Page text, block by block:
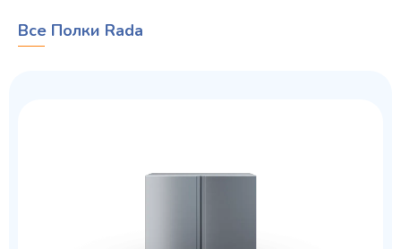
Все Полки Rada